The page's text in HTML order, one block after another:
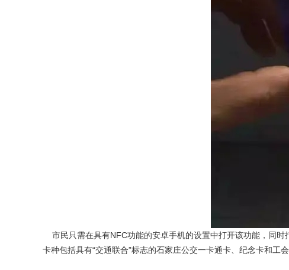
市民只需在具有NFC功能的安卓手机的设置中打开该功能，同时
卡种包括具有“交通联合”标志的石家庄公交一卡通卡、纪念卡和